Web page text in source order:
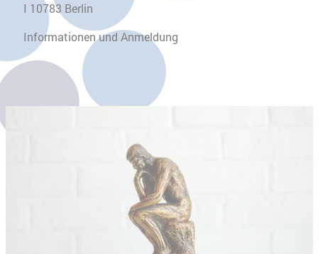
I 10783 Berlin
Informationen und Anmeldung